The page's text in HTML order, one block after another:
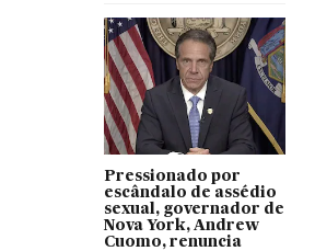
Pressionado por
escândalo de assédio
sexual, governador de
Nova York, Andrew
Cuomo, renuncia